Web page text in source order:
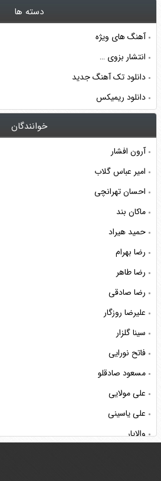
دسته ها
آهنگ های ویژه
انتشار بزوی …
دانلود تک آهنگ جدید
دانلود ریمیکس
خوانندگان
آرون افشار
امیر عباس گلاب
احسان تهرانچی
ماکان بند
حمید هیراد
رضا بهرام
رضا طاهر
رضا صادقی
علیرضا روزگار
سینا گلزار
فاتح نورایی
مسعود صادقلو
علی مولایی
علی یاسینی
والایار